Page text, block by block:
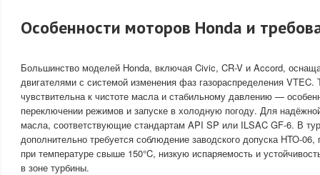
Особенности моторов Honda и
Большинство моделей Honda, включая Civic, CR-V и Accord,
двигателями с системой изменения фаз газораспределения VTEC.
чувствительна к чистоте масла и стабильному давлению —
переключении режимов и запуске в холодную погоду. Для
масла, соответствующие стандартам API SP или ILSAC GF-6. В
дополнительно требуется соблюдение заводского допуска HTO-
при температуре свыше 150°C, низкую испаряемость и
в зоне турбины.